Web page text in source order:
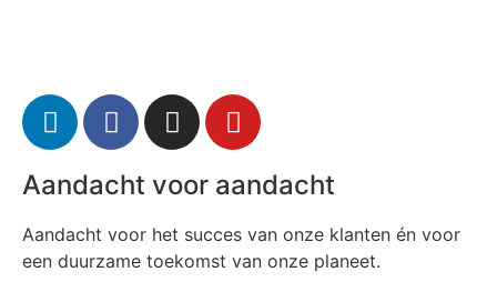
Aandacht voor aandacht
Aandacht voor het succes van onze klanten én voor
een duurzame toekomst van onze planeet.